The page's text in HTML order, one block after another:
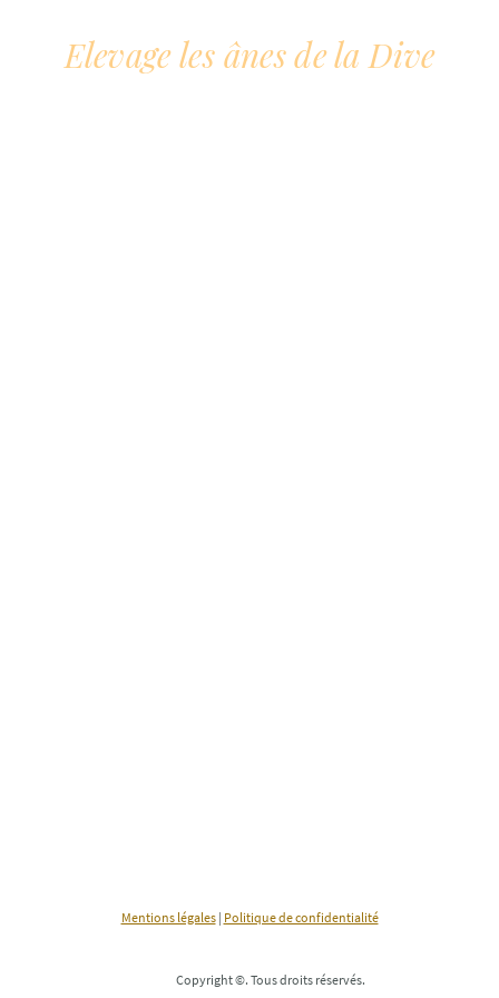
Elevage les ânes de la Dive
Mentions légales| Politique de confidentialité
Copyright ©. Tous droits réservés.